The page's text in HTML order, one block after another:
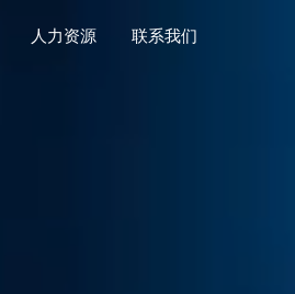
人力资源 联系我们